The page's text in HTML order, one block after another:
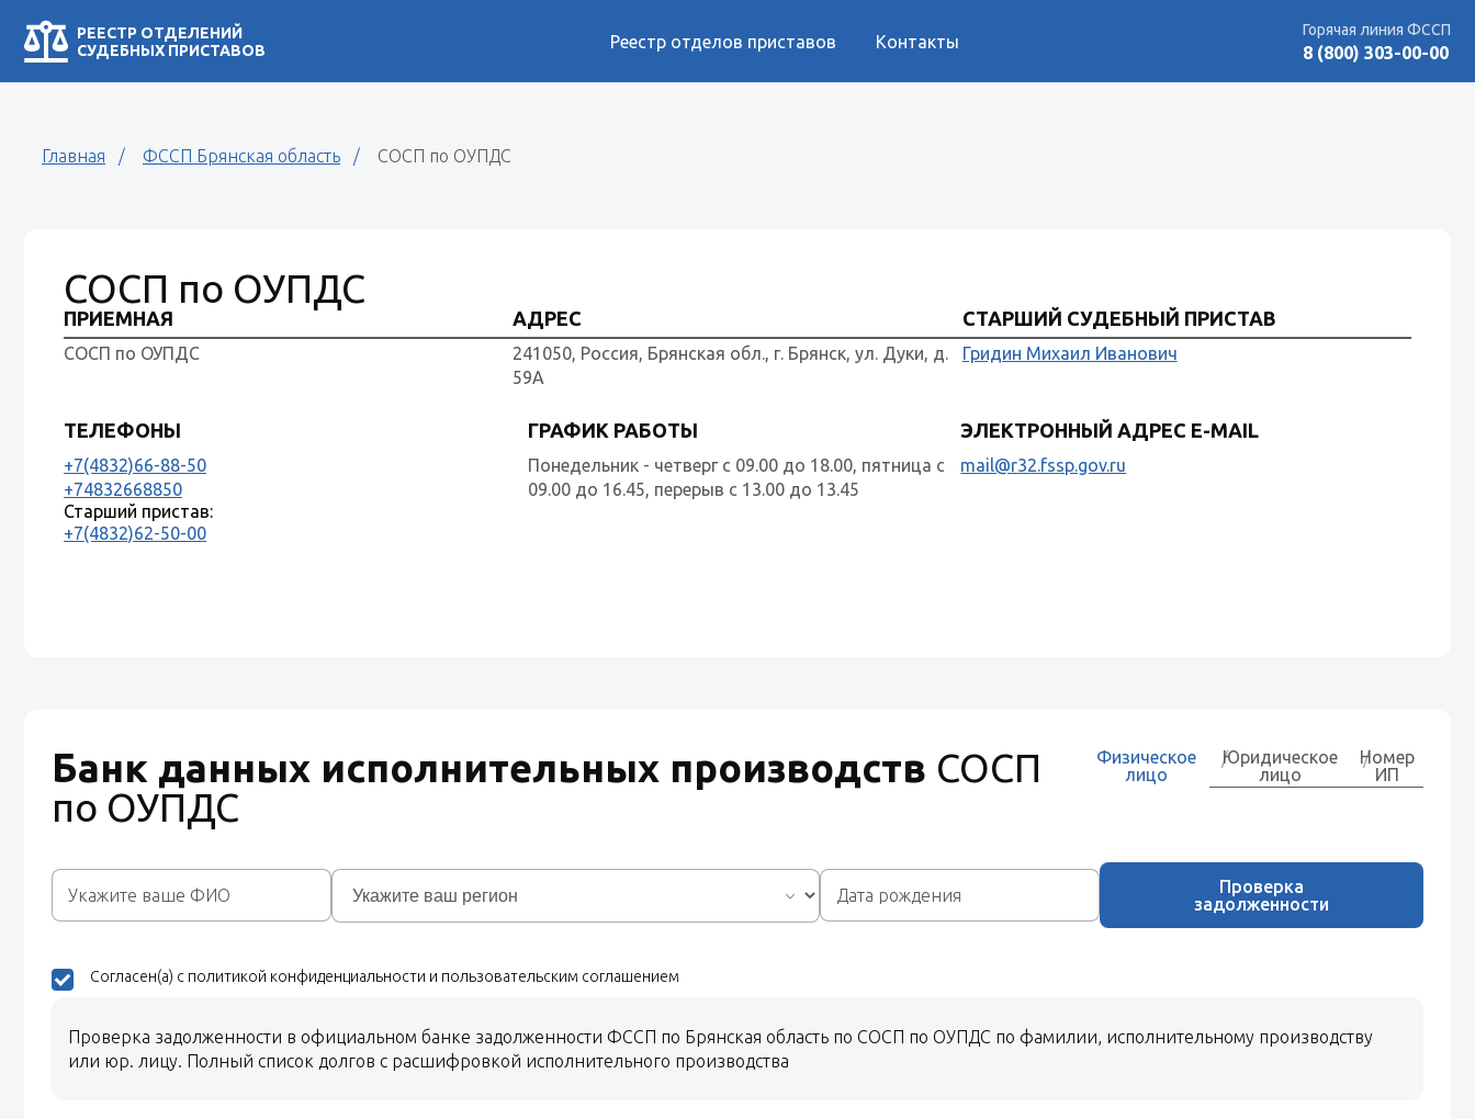
РЕЕСТР ОТДЕЛЕНИЙ
СУДЕБНЫХ ПРИСТАВОВ
Реестр отделов приставов Контакты
Горячая линия ФССП
8 (800) 303-00-00
Главная ФССП Брянская область СОСП по ОУПДС
СОСП по ОУПДС
ПРИЕМНАЯ
СОСП по ОУПДС
АДРЕС
241050, Россия, Брянская обл., г. Брянск, ул. Дуки, д.
59А
СТАРШИЙ СУДЕБНЫЙ ПРИСТАВ
Гридин Михаил Иванович
ТЕЛЕФОНЫ
+7(4832)66-88-50
+74832668850
Старший пристав:
+7(4832)62-50-00
ГРАФИК РАБОТЫ
Понедельник - четверг с 09.00 до 18.00, пятница с
09.00 до 16.45, перерыв с 13.00 до 13.45
ЭЛЕКТРОННЫЙ АДРЕС E-MAIL
mail@r32.fssp.gov.ru
Банк данных исполнительных производств СОСП
по ОУПДС
Физическое
лицо
Юридическое
лицо
Номер
ИП
Проверка
задолженности
Согласен(а) с политикой конфиденциальности и пользовательским соглашением
Проверка задолженности в официальном банке задолженности ФССП по Брянская область по СОСП по ОУПДС по фамилии, исполнительному производству
или юр. лицу. Полный список долгов с расшифровкой исполнительного производства